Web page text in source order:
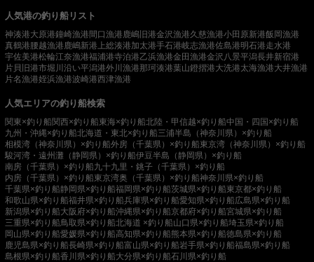
人気港の釣り船リスト
神湊港大原港鐘崎漁港間口漁港 鹿嶋旧港金沢漁港久慈漁港小田原新港飯岡漁港
真鶴港腰越漁港 鹿嶋新港 上総湊港加太港手石港岐志漁港佐島港明石港走水港
宇佐美港松輪江奈漁港福浦港寺泊港乙浜漁港金田漁港金沢八景平潟長井新宿港
片貝旧港市堀川沿い平潟港外川漁港那珂湊港葉山鐙摺港大洗港太海漁港大井漁港
片名漁港姪浜漁港波崎港西津漁港
人気エリアの釣り船検索
関東×釣り船関西×釣り船東海×釣り船北陸・甲信越×釣り船中国・四国×釣り船
九州・沖縄×釣り船北海道・東北×釣り船三浦半島（神奈川県）×釣り船
相模湾（神奈川県）×釣り船外房（千葉県）×釣り船東京湾（神奈川県）×釣り船
駿河湾・遠州灘（静岡県）×釣り船伊豆半島（静岡県）×釣り船
南房（千葉県）×釣り船九十九里・銚子（千葉県）×釣り船
内房（千葉県）×釣り船東京湾奥（千葉県）×釣り船神奈川県×釣り船
千葉県×釣り船静岡県×釣り船福岡県×釣り船茨城県×釣り船東京都×釣り船
和歌山県×釣り船福井県×釣り船兵庫県×釣り船愛知県×釣り船広島県×釣り船
新潟県×釣り船大阪府×釣り船沖縄県×釣り船京都府×釣り船宮城県×釣り船
三重県×釣り船鳥取県×釣り船北海道 ×釣り船山口県×釣り船埼玉県×釣り船
岡山県×釣り船愛媛県×釣り船高知県×釣り船熊本県×釣り船徳島県×釣り船
鹿児島県×釣り船長崎県×釣り船富山県×釣り船岩手県×釣り船福島県×釣り船
島根県×釣り船香川県×釣り船大分県×釣り船石川県×釣り船